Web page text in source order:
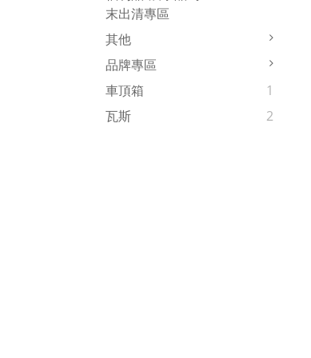
末出清專區
其他
品牌專區
車頂箱
1
瓦斯
2